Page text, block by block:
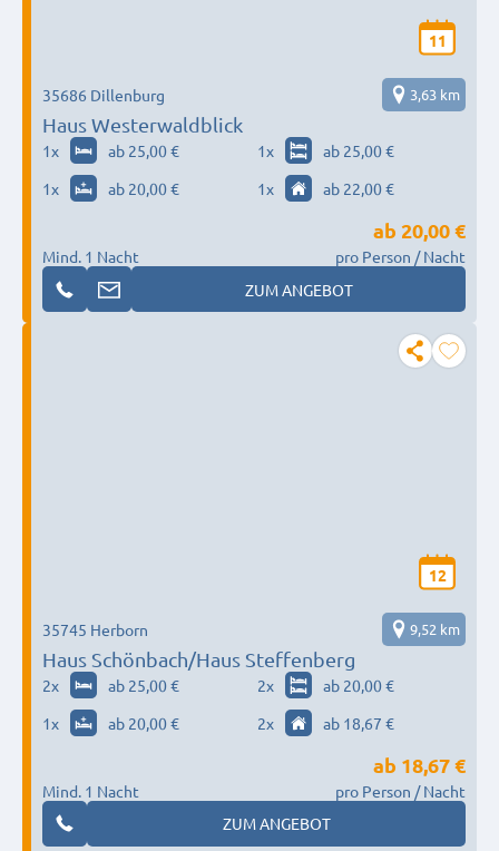
11
Haus Westerwaldblick
35686 Dillenburg 3,63 km
1x ab 25,00 € 1x
ab 25,00 €
1x ab 20,00 € 1x ab 22,00 €
Mind. 1 Nacht
ab 20,00 €
pro Person / Nacht
ZUM ANGEBOT
12
Haus Schönbach/Haus Steffenberg
35745 Herborn 9,52 km
2x ab 25,00 € 2x
ab 20,00 €
1x ab 20,00 € 2x ab 18,67 €
Mind. 1 Nacht
ab 18,67 €
pro Person / Nacht
ZUM ANGEBOT